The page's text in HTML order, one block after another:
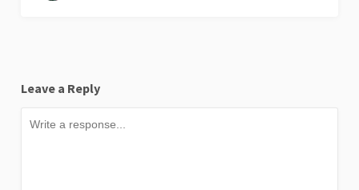
Leave a Reply